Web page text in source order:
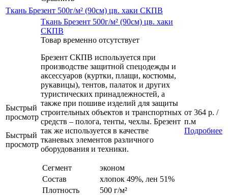
Ткань Брезент 500г/м² (90см) цв. хаки СКПВ
Быстрый
просмотр
Быстрый
просмотр
Ткань Брезент 500г/м² (90см) цв. хаки
СКПВ
Товар временно отсутствует
Брезент СКПВ используется при
производстве защитной спецодежды и
аксессуаров (куртки, плащи, костюмы,
рукавицы), тентов, палаток и других
туристических принадлежностей, а
также при пошиве изделий для защиты
строительных объектов и транспортных
средств – полога, тенты, чехлы. Брезент
так же используется в качестве
тканевых элементов различного
оборудования и техники.
Сегмент
эконом
Состав
хлопок 49%, лен 51%
Плотность
500 г/м²
от 364 р. /
п.м
Подробнее